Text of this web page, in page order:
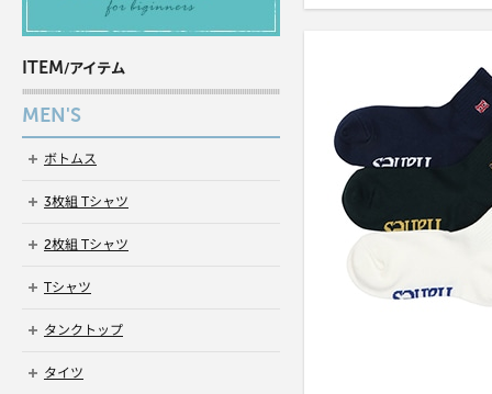
ITEM/アイテム
MEN'S
ボトムス
3枚組 Tシャツ
2枚組 Tシャツ
Tシャツ
タンクトップ
タイツ